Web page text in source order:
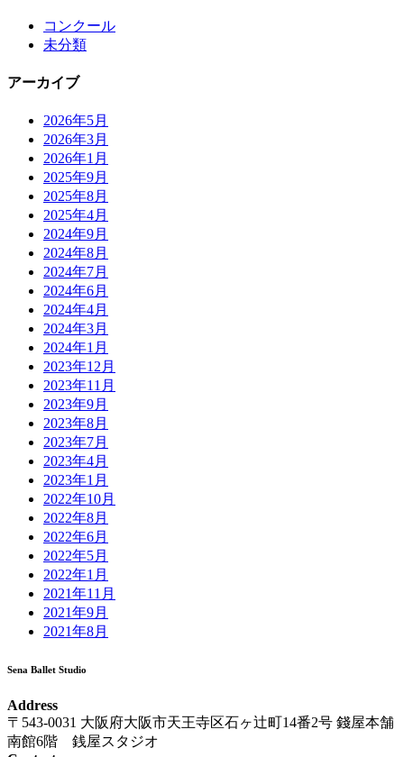
コンクール
未分類
アーカイブ
2026年5月
2026年3月
2026年1月
2025年9月
2025年8月
2025年4月
2024年9月
2024年8月
2024年7月
2024年6月
2024年4月
2024年3月
2024年1月
2023年12月
2023年11月
2023年9月
2023年8月
2023年7月
2023年4月
2023年1月
2022年10月
2022年8月
2022年6月
2022年5月
2022年1月
2021年11月
2021年9月
2021年8月
Sena Ballet Studio
Address
〒543-0031 大阪府大阪市天王寺区石ヶ辻町14番2号 錢屋本舗
南館6階 銭屋スタジオ